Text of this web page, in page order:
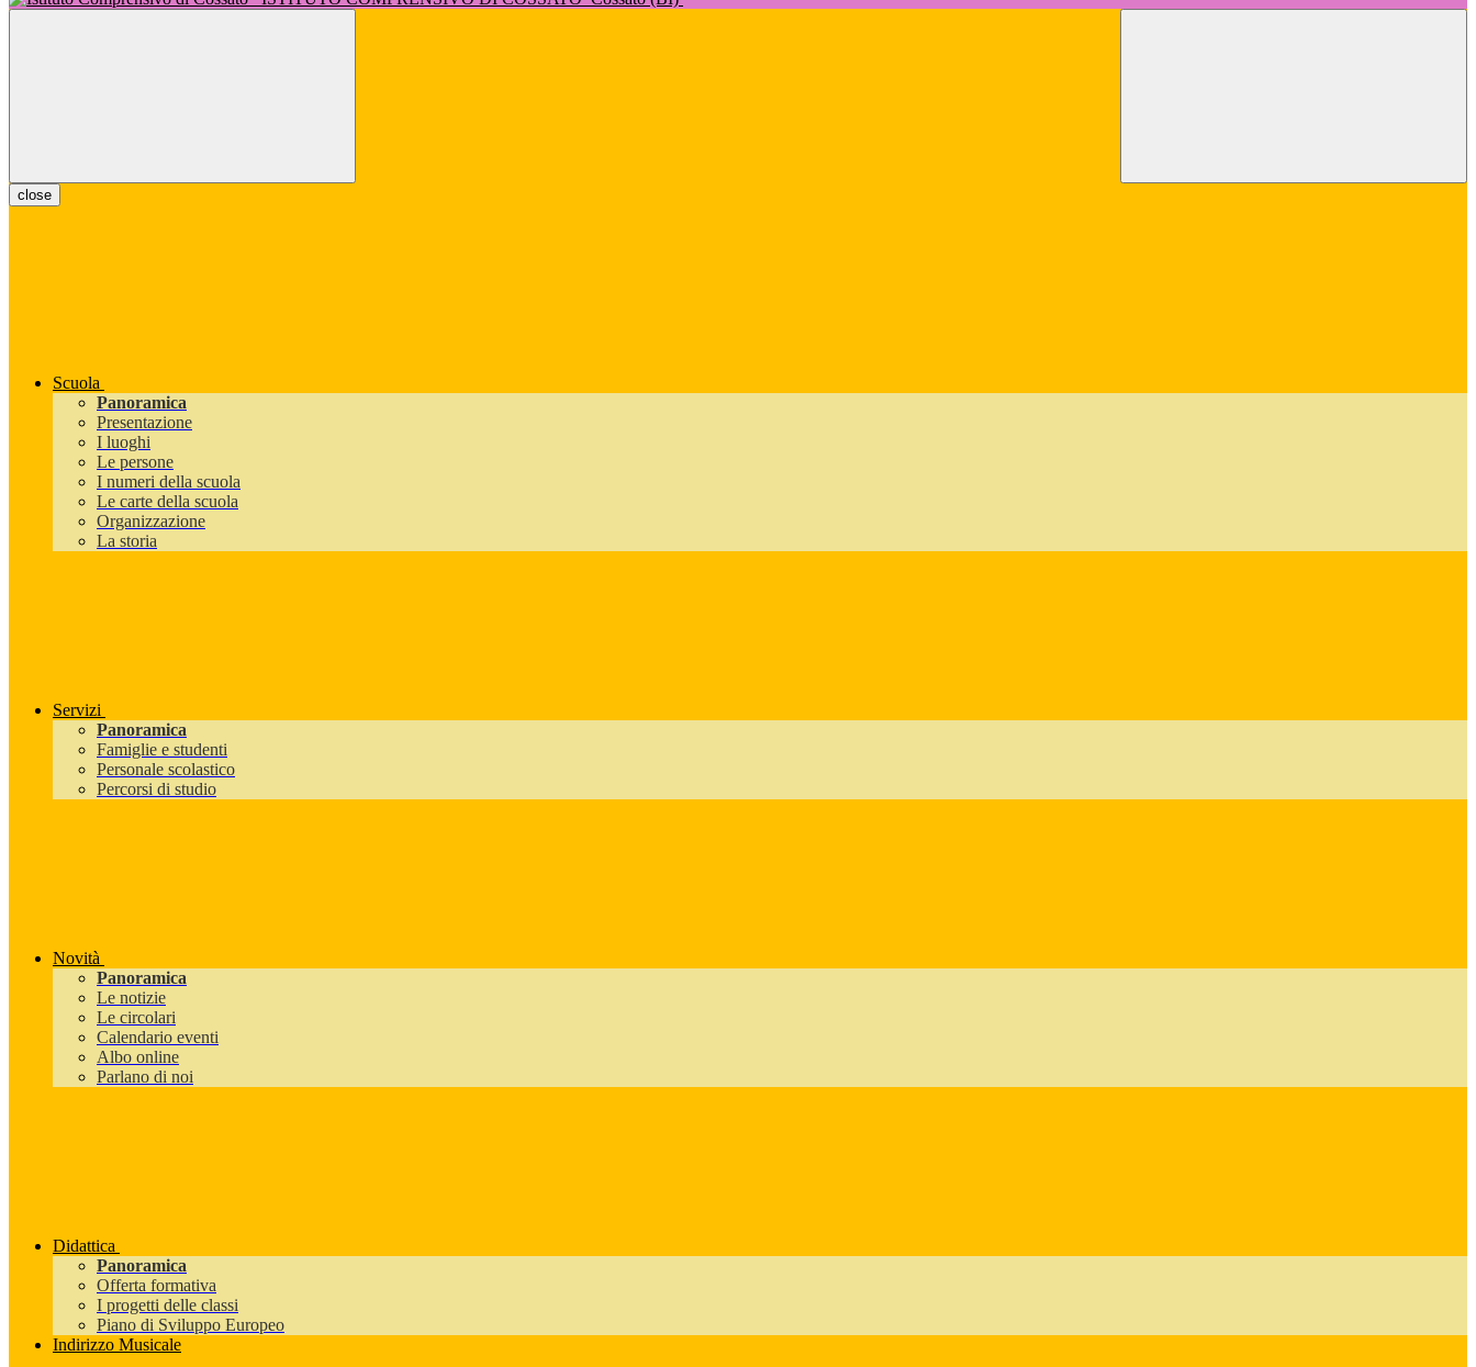
close
Scuola
Panoramica
Presentazione
I luoghi
Le persone
I numeri della scuola
Le carte della scuola
Organizzazione
La storia
Servizi
Panoramica
Famiglie e studenti
Personale scolastico
Percorsi di studio
Novità
Panoramica
Le notizie
Le circolari
Calendario eventi
Albo online
Parlano di noi
Didattica
Panoramica
Offerta formativa
I progetti delle classi
Piano di Sviluppo Europeo
Indirizzo Musicale